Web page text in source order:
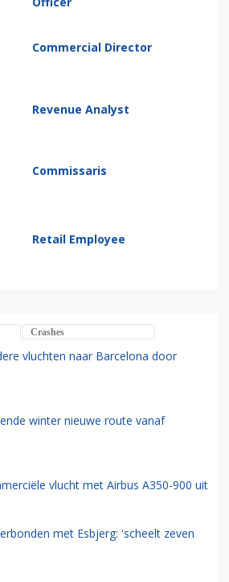
Commercial Director
Revenue Analyst
Commissaris
Retail Employee
Crashes
vluchten naar Barcelona door
winter nieuwe route vanaf
vlucht met Airbus A350-900 uit
met Esbjerg: 'scheelt zeven